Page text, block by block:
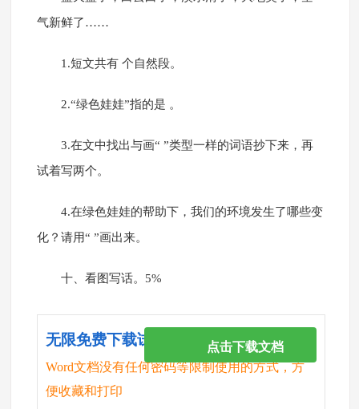
气新鲜了……
1.短文共有 个自然段。
2.“绿色娃娃”指的是 。
3.在文中找出与画“ ”类型一样的词语抄下来，再
试着写两个。
4.在绿色娃娃的帮助下，我们的环境发生了哪些变
化？请用“ ”画出来。
十、看图写话。5%
无限免费下载试卷
Word文档没有任何密码等限制使用的方式，方
便收藏和打印
点击下载文档